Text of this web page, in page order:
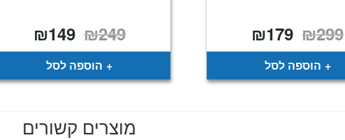
₪299 המחיר
המקורי
היה:
₪299.
₪179
הוא:
הוספה לסל
₪249 המחיר
המקורי
היה:
₪249.
₪149
הוא:
הוספה לסל
מוצרים קשורים